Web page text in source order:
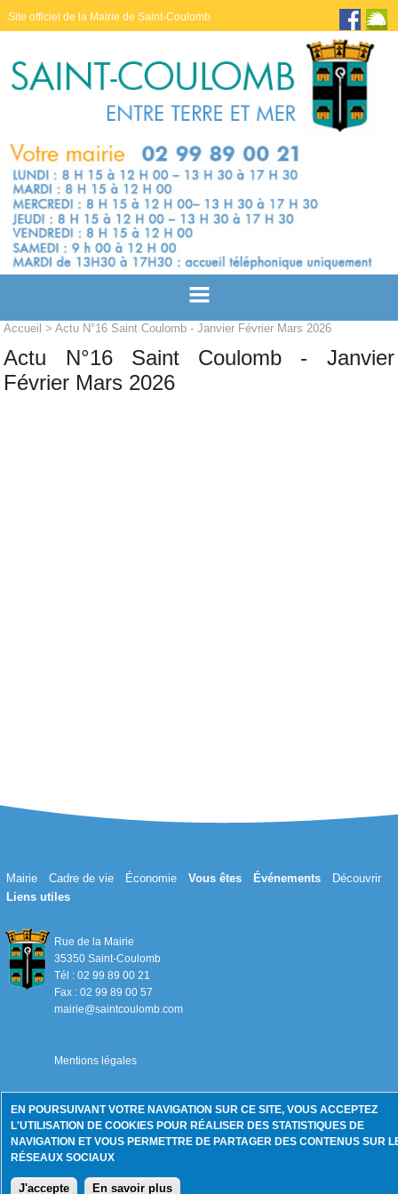
Site officiel de la Mairie de Saint-Coulomb
Accueil > Actu N°16 Saint Coulomb - Janvier Février Mars 2026
Actu N°16 Saint Coulomb - Janvier
Février Mars 2026
Mairie Cadre de vie Économie Vous êtes Événements
Découvrir
Liens utiles
Rue de la Mairie
35350 Saint-Coulomb
Tél : 02 99 89 00 21
Fax : 02 99 89 00 57
mairie@saintcoulomb.com
Mentions légales
EN POURSUIVANT VOTRE NAVIGATION SUR CE SITE, VOUS ACCEPTEZ
L'UTILISATION DE COOKIES POUR RÉALISER DES STATISTIQUES DE
NAVIGATION ET VOUS PERMETTRE DE PARTAGER DES CONTENUS SUR
RÉSEAUX SOCIAUX
J'accepte En savoir plus